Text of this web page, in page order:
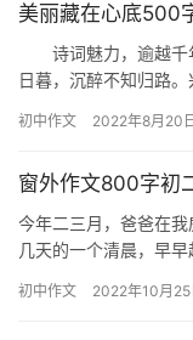
美丽藏在心底500
诗词魅力，逾越
日暮，沉醉不知归路
方…
初中作文 2022年8月20日
窗外作文800字初
今年二三月，爸爸在
几天的一个清晨，早
前飞…
初中作文 2022年10月25